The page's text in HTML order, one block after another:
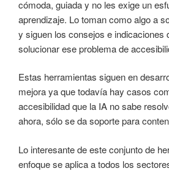
cómoda, guiada y no les exige un
aprendizaje. Lo toman como algo a
y siguen los consejos e indicaciones
solucionar ese problema de
Estas herramientas siguen en
mejora ya que todavía hay casos
accesibilidad que la IA no sabe
ahora, sólo se da soporte para
Lo interesante de este conjunto de
enfoque se aplica a todos los